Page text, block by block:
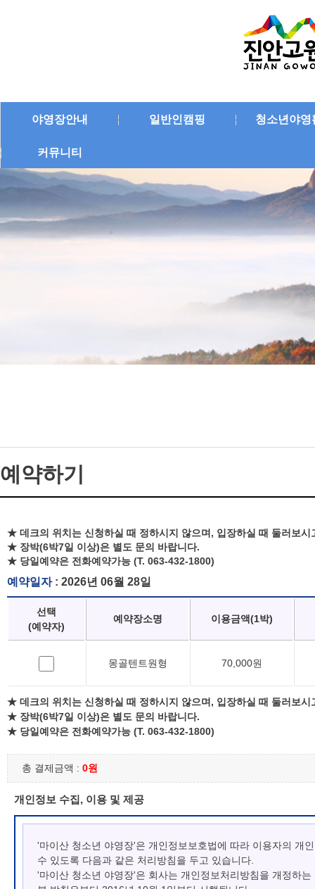
야영장안내 일반인캠핑 청소년야영
커뮤니티
예약하기
★ 데크의 위치는 신청하실 때 정하시지 않으며, 입장하실 때 둘러보시
★ 장박(6박7일 이상)은 별도 문의 바랍니다.
★ 당일예약은 전화예약가능 (T. 063-432-1800)
예약일자: 2026년 06월 28일
선택
(예약자)
예약장소명 이용금액(1박)
몽골텐트원형 70,000원
★ 데크의 위치는 신청하실 때 정하시지 않으며, 입장하실 때 둘러보시
★ 장박(6박7일 이상)은 별도 문의 바랍니다.
★ 당일예약은 전화예약가능 (T. 063-432-1800)
총 결제금액 : 0원
개인정보 수집, 이용 및 제공
'마이산 청소년 야영장'은 개인정보보호법에 따라 이용자의 개
수 있도록 다음과 같은 처리방침을 두고 있습니다.
'마이산 청소년 야영장'은 회사는 개인정보처리방침을 개정하